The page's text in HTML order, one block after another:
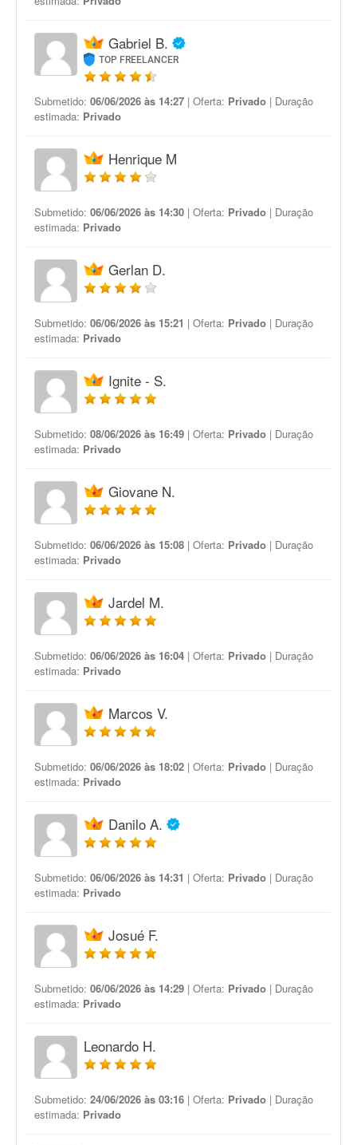
Gabriel B.
TOP FREELANCER
Submetido: 06/06/2026 às 14:27 | Oferta: Privado | Duração
estimada: Privado
Henrique M
Submetido: 06/06/2026 às 14:30 | Oferta: Privado | Duração
estimada: Privado
Gerlan D.
Submetido: 06/06/2026 às 15:21 | Oferta: Privado | Duração
estimada: Privado
Ignite - S.
Submetido: 08/06/2026 às 16:49 | Oferta: Privado | Duração
estimada: Privado
Giovane N.
Submetido: 06/06/2026 às 15:08 | Oferta: Privado | Duração
estimada: Privado
Jardel M.
Submetido: 06/06/2026 às 16:04 | Oferta: Privado | Duração
estimada: Privado
Marcos V.
Submetido: 06/06/2026 às 18:02 | Oferta: Privado | Duração
estimada: Privado
Danilo A.
Submetido: 06/06/2026 às 14:31 | Oferta: Privado | Duração
estimada: Privado
Josué F.
Submetido: 06/06/2026 às 14:29 | Oferta: Privado | Duração
estimada: Privado
Leonardo H.
Submetido: 24/06/2026 às 03:16 | Oferta: Privado | Duração
estimada: Privado